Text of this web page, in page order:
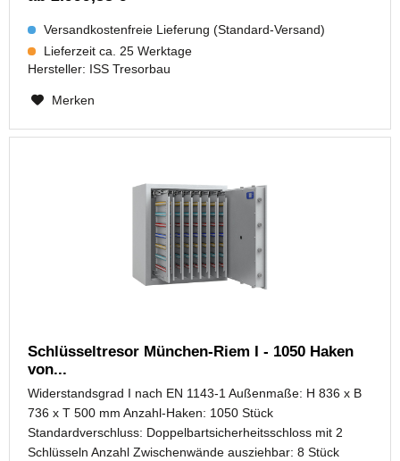
Versandkostenfreie Lieferung (Standard-Versand)
Lieferzeit ca. 25 Werktage
Hersteller: ISS Tresorbau
Merken
Schlüsseltresor München-Riem I - 1050 Haken
von...
Widerstandsgrad I nach EN 1143-1 Außenmaße: H 836 x B
736 x T 500 mm Anzahl-Haken: 1050 Stück
Standardverschluss: Doppelbartsicherheitsschloss mit 2
Schlüsseln Anzahl Zwischenwände ausziehbar: 8 Stück